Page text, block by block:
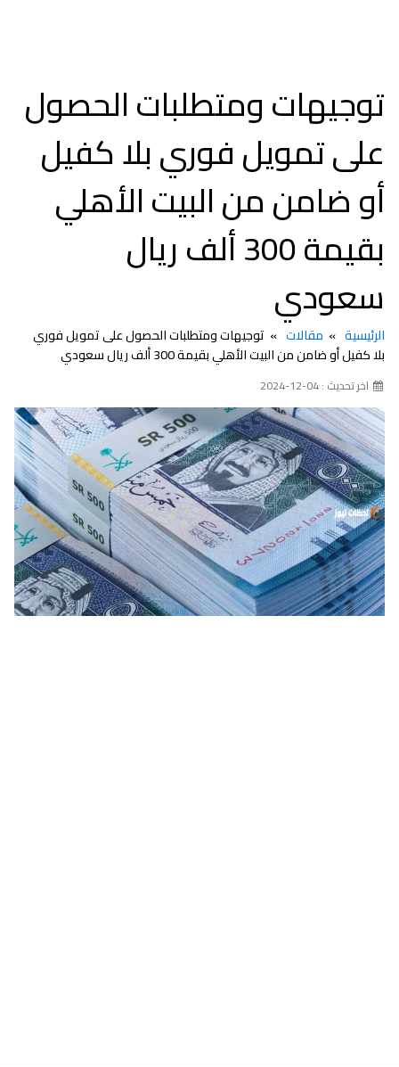
توجيهات ومتطلبات الحصول
على تمويل فوري بلا كفيل
أو ضامن من البيت الأهلي
بقيمة 300 ألف ريال
سعودي
الرئيسية مقالات
توجيهات ومتطلبات الحصول على تمويل فوري
بلا كفيل أو ضامن من البيت الأهلي بقيمة 300 ألف ريال سعودي
اخر تحديث : 04-12-2024